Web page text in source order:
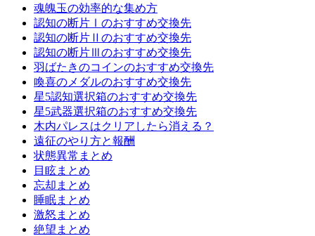
魂魄玉の効率的な集め方
認知の断片Ⅰのおすすめ交換先
認知の断片Ⅱのおすすめ交換先
認知の断片Ⅲのおすすめ交換先
羽ばたきのコインのおすすめ交換先
喚喜のメダルのおすすめ交換先
星5認知選択箱のおすすめ交換先
星5武器選択箱のおすすめ交換先
木内パレスはクリアしたら消える？
遠征のやり方と報酬
状態異常まとめ
目眩まとめ
忘却まとめ
睡眠まとめ
激怒まとめ
絶望まとめ